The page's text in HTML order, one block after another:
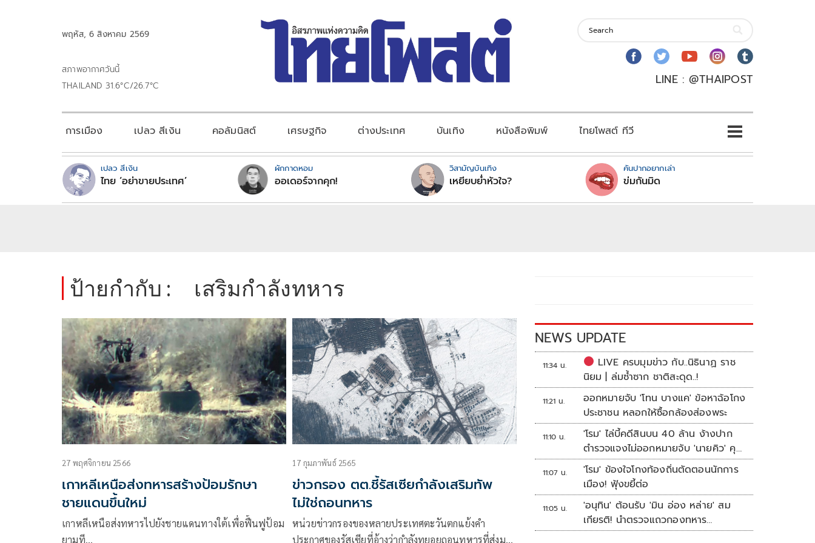
พฤหัส, 6 สิงหาคม 2569
สภาพอากาศวันนี้
THAILAND 31.6°C/26.7°C
LINE : @THAIPOST
การเมือง เปลว สีเงิน คอลัมนิสต์ เศรษฐกิจ ต่างประเทศ บันเทิง หนังสือพิมพ์ ไทยโพสต์ ทีวี
เปลว สีเงิน
ไทย ‘อย่าขายประเทศ’
ผักกาดหอม
ออเดอร์จากคุก!
วิสามัญบันเทิง
เหยียบย่ำหัวใจ?
คันปากอยากเล่า
ข่มกันมิด
ป้ายกำกับ : เสริมกำลังทหาร
27 พฤศจิกายน 2566
เกาหลีเหนือส่งทหารสร้างป้อมรักษา
ชายแดนขึ้นใหม่
เกาหลีเหนือส่งทหารไปยังชายแดนทางใต้เพื่อฟื้นฟูป้อม
ยามที…
17 กุมภาพันธ์ 2565
ข่าวกรอง ตต.ชี้รัสเซียกำลังเสริมทัพ
ไม่ใช่ถอนทหาร
หน่วยข่าวกรองของหลายประเทศตะวันตกแย้งคำ
ประกาศของรัสเซียที่อ้างว่ากำลังทยอยถอนทหารที่ส่งมา
NEWS UPDATE
11:34 น.
LIVE ครบมุมข่าว กับ..นิธินาฏ ราช
นิยม | ล่มซ้ำซาก ชาติสะดุด..!
11:21 น.
ออกหมายจับ 'โทน บางแค' ข้อหาฉ้อโกง
ประชาชน หลอกให้ซื้อกล้องส่องพระ
11:10 น.
'โรม' ไล่บี้คดีสินบน 40 ล้าน ง้างปาก
ตำรวจแจงไม่ออกหมายจับ 'นายคิว' คุม
เว็บพนัน
11:07 น.
'โรม' ข้องใจโกงท้องถิ่นตัดตอนนักการ
เมือง! ฟุ้งขยี้ต่อ
11:05 น.
'อนุทิน' ต้อนรับ 'มิน อ่อง หล่าย' สม
เกียรติ! นำตรวจแถวกองทหาร
เกียรติยศ